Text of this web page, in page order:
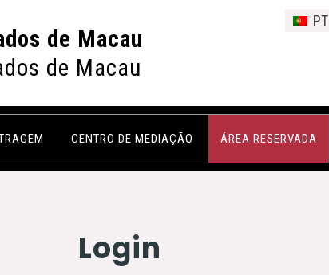
de Macau
de Macau
PT
CENTRO DE MEDIAÇÃO ÁREA RESERVADA
Login